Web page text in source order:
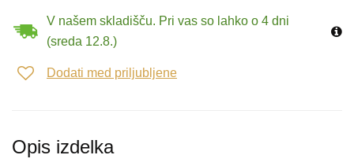
V našem skladišču. Pri vas so lahko o 4 dni
(sreda 12.8.)
Dodati med priljubljene
Opis izdelka